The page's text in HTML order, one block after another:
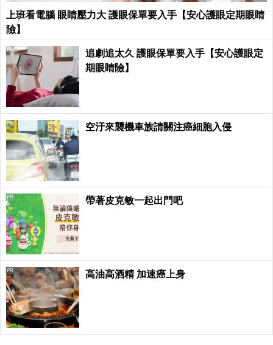
上班看電腦 眼睛壓力大 護眼保單要入手【安心護眼定期眼睛
險】
追劇追太久 護眼保單要入手【安心護眼定
期眼睛險】
PR
空汙來襲機車族請關注癌細胞入侵
PR
帶著皮克敏一起出門吧
PR
高油高酒精 加速癌上身
PR